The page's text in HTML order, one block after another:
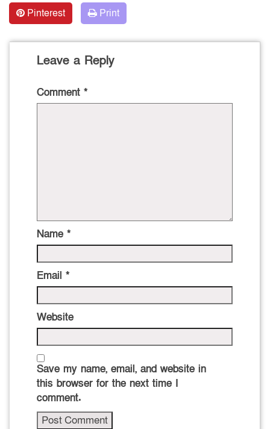
Pinterest
Print
Leave a Reply
Comment *
Name *
Email *
Website
Save my name, email, and website in
this browser for the next time I
comment.